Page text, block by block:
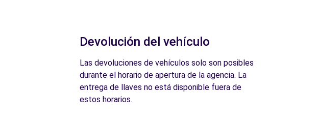
Devolución del vehículo
Las devoluciones de vehículos solo son posibles
durante el horario de apertura de la agencia. La
entrega de llaves no está disponible fuera de
estos horarios.